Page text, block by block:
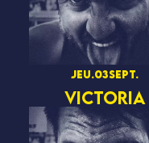
jeu.03sept.
VICTORIA